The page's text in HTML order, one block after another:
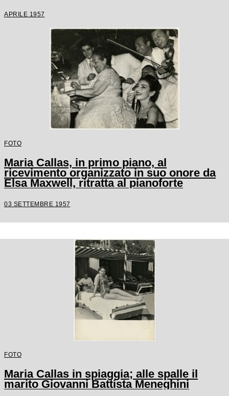
APRILE 1957
FOTO
Maria Callas, in primo piano, al
ricevimento organizzato in suo onore da
Elsa Maxwell, ritratta al pianoforte
03 SETTEMBRE 1957
FOTO
Maria Callas in spiaggia; alle spalle il
marito Giovanni Battista Meneghini